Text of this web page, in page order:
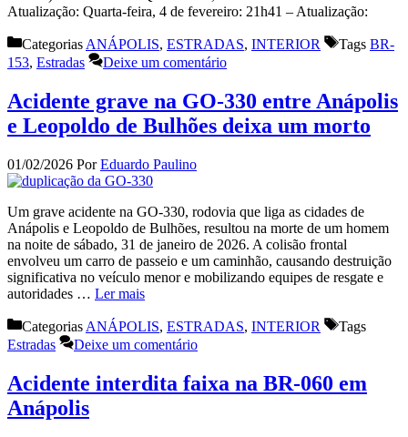
Atualização: Quarta-feira, 4 de fevereiro: 21h41 – Atualização:
Categorias ANÁPOLIS, ESTRADAS, INTERIOR Tags BR-
153, Estradas Deixe um comentário
Acidente grave na GO-330 entre Anápolis
e Leopoldo de Bulhões deixa um morto
01/02/2026 PorEduardo Paulino
Um grave acidente na GO-330, rodovia que liga as cidades de
Anápolis e Leopoldo de Bulhões, resultou na morte de um homem
na noite de sábado, 31 de janeiro de 2026. A colisão frontal
envolveu um carro de passeio e um caminhão, causando destruição
significativa no veículo menor e mobilizando equipes de resgate e
autoridades … Ler mais
Categorias ANÁPOLIS, ESTRADAS, INTERIOR
Tags
Estradas
Deixe um comentário
Acidente interdita faixa na BR-060 em
Anápolis